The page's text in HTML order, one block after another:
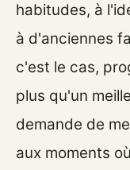
habitudes, à
à d'anciennes
c'est le cas,
plus qu'un
demande de
aux moments